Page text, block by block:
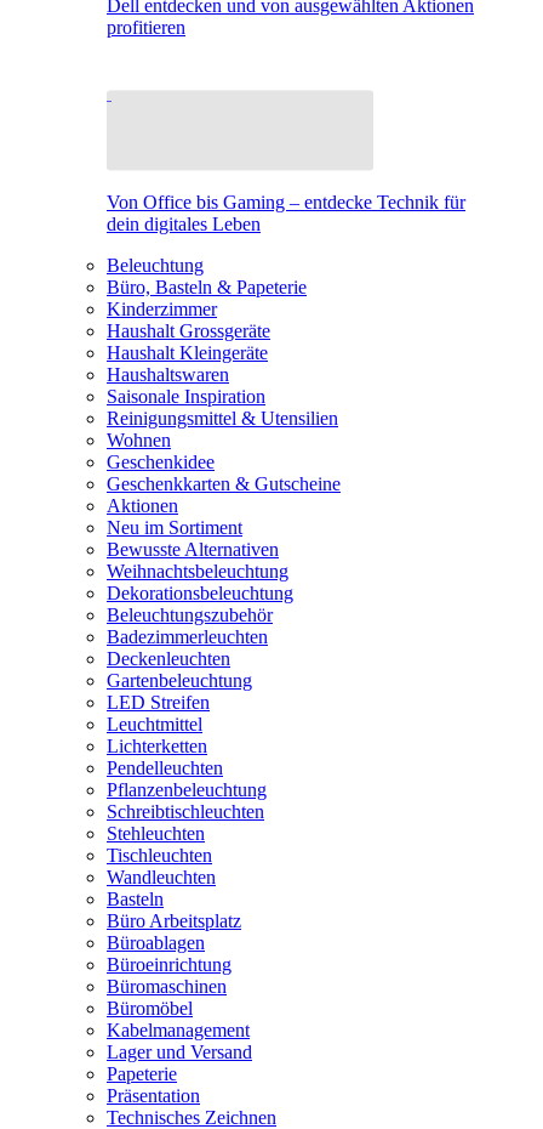
Dell entdecken und von ausgewählten Aktionen
profitieren
Von Office bis Gaming – entdecke Technik für
dein digitales Leben
Beleuchtung
Büro, Basteln & Papeterie
Kinderzimmer
Haushalt Grossgeräte
Haushalt Kleingeräte
Haushaltswaren
Saisonale Inspiration
Reinigungsmittel & Utensilien
Wohnen
Geschenkidee
Geschenkkarten & Gutscheine
Aktionen
Neu im Sortiment
Bewusste Alternativen
Weihnachtsbeleuchtung
Dekorationsbeleuchtung
Beleuchtungszubehör
Badezimmerleuchten
Deckenleuchten
Gartenbeleuchtung
LED Streifen
Leuchtmittel
Lichterketten
Pendelleuchten
Pflanzenbeleuchtung
Schreibtischleuchten
Stehleuchten
Tischleuchten
Wandleuchten
Basteln
Büro Arbeitsplatz
Büroablagen
Büroeinrichtung
Büromaschinen
Büromöbel
Kabelmanagement
Lager und Versand
Papeterie
Präsentation
Technisches Zeichnen